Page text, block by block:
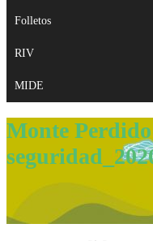
Folletos
RIV
MIDE
Monte